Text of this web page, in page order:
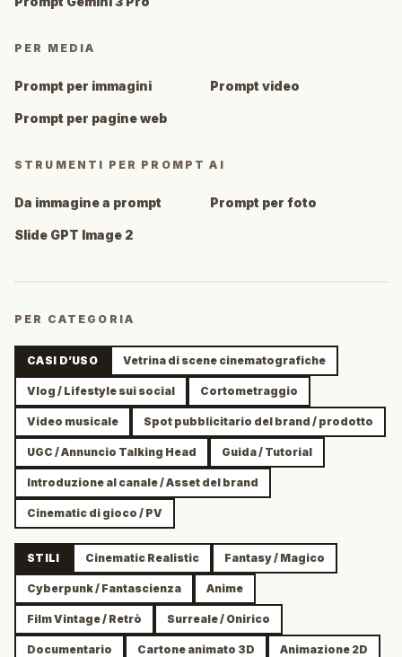
PER MEDIA
Prompt per immagini Prompt video
Prompt per pagine web
STRUMENTI PER PROMPT AI
Da immagine a prompt Prompt per foto
Slide GPT Image 2
PER CATEGORIA
CASI D’USO Vetrina di scene cinematografiche
Vlog / Lifestyle sui social Cortometraggio
Video musicale Spot pubblicitario del brand / prodotto
UGC / Annuncio Talking Head Guida / Tutorial
Introduzione al canale / Asset del brand
Cinematic di gioco / PV
STILI Cinematic Realistic Fantasy / Magico
Cyberpunk / Fantascienza Anime
Film Vintage / Retrò Surreale / Onirico
Documentario Cartone animato 3D Animazione 2D